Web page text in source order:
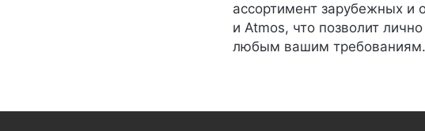
ассортимент зарубежных и
и Atmos, что позволит
любым вашим требованиям.